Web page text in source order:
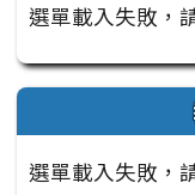
選單載入失敗，
選單載入失敗，